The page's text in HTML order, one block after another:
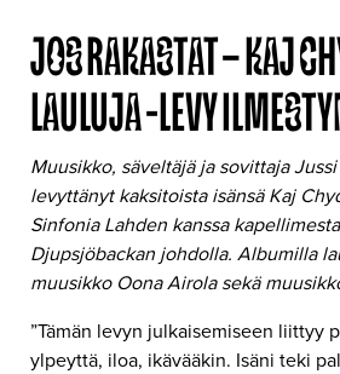
JOS RAKASTAT – KAJ
LAULUJA -LEVY
Muusikko, säveltäjä ja sovittaja
levyttänyt kaksitoista isänsä Kaj
Sinfonia Lahden kanssa
Djupsjöbackan johdolla. Albumilla
muusikko Oona Airola sekä
”Tämän levyn julkaisemiseen liittyy
ylpeyttä, iloa, ikävääkin. Isäni teki